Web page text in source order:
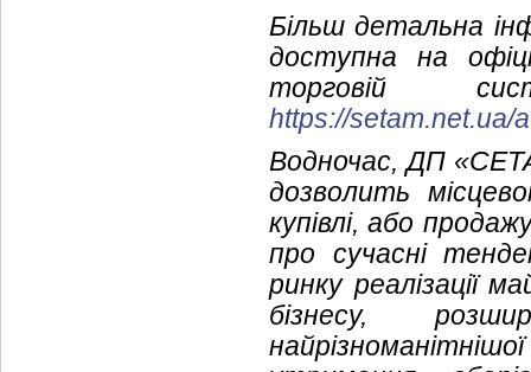
Більш детальна
доступна на
торговій
https://setam.net.ua/
Водночас, ДП
дозволить
купівлі, або
про сучасні
ринку реалізації
бізнесу,